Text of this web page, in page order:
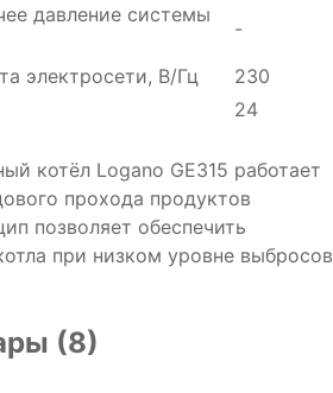
давление системы
-
электросети, В/Гц
230
24
котёл Logano GE315 работает
прохода продуктов
позволяет обеспечить
при низком уровне выбросов
(8)